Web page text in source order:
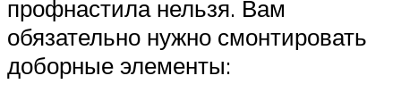
профнастила нельзя. Вам
обязательно нужно смонтировать
доборные элементы: